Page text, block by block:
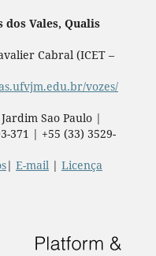
Vales, Qualis
Cabral (ICET –
vozes/
Sao Paulo |
371 | +55 (33) 3529-
| E-mail | Licença